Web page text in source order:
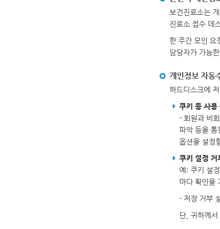
보건진료소는
진료소 접수 데
한 주간 모인 요
담당자가 가능
개인정보 자동
하드디스크에
쿠키 등 사용
- 회원과 비
파악 등을 통
옵션을 설정
쿠키 설정 거
예: 쿠키 설
마다 확인을
- 저장 거부
단, 귀하께